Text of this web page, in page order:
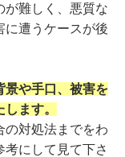
が難しく、悪質な
に遭うケースが後
景や手口、被害を
ます。
の対処法までをわ
にして見て下さ